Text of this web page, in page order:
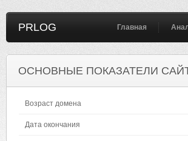
PRLOG Главная
ОСНОВНЫЕ ПОКАЗАТЕЛИ
Возраст домена
Дата окончания